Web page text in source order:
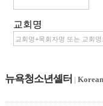
교회명
뉴욕청소년셸터 |